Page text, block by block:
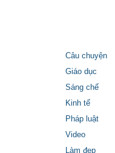
Câu chuyện
Giáo dục
Sáng chế
Kinh tế
Pháp luật
Video
Làm đẹp